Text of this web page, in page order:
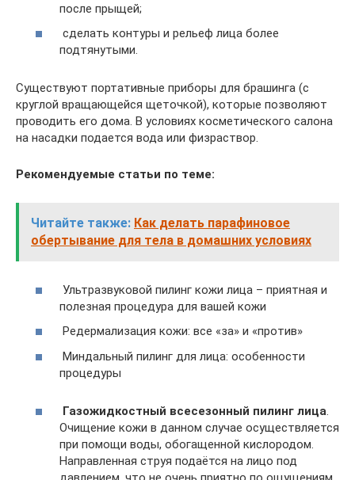
после прыщей;
сделать контуры и рельеф лица более
подтянутыми.
Существуют портативные приборы для брашинга (с
круглой вращающейся щеточкой), которые позволяют
проводить его дома. В условиях косметического салона
на насадки подается вода или физраствор.
Рекомендуемые статьи по теме:
Читайте также: Как делать парафиновое
обертывание для тела в домашних условиях
Ультразвуковой пилинг кожи лица – приятная и
полезная процедура для вашей кожи
Редермализация кожи: все «за» и «против»
Миндальный пилинг для лица: особенности
процедуры
Газожидкостный всесезонный пилинг лица.
Очищение кожи в данном случае осуществляется
при помощи воды, обогащенной кислородом.
Направленная струя подаётся на лицо под